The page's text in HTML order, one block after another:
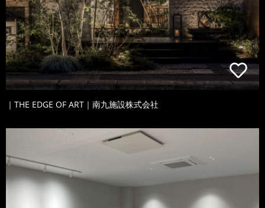
｜THE EDGE OF ART｜南九施設株式会社